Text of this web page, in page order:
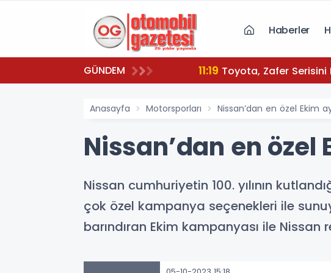
Haberler
GÜNDEM 11:19 Toyota, Zafer
Anasayfa Motorsporları Nissan’dan en özel Ekim
Nissan’dan en özel
Nissan cumhuriyetin 100. yılının
çok özel kampanya seçenekleri ile
barındıran Ekim kampanyası ile Nissan